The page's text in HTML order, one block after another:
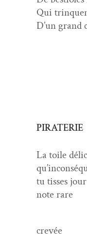
Qui
D’un grand
PIRATERIE
La toile
tu tiss­es
note rare
crevée